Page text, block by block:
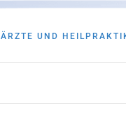
ÄRZTE UND